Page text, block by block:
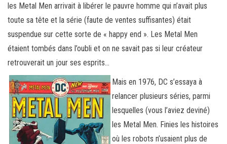
les Metal Men arrivait à libérer le pauvre homme qui n’avait plus
toute sa tête et la série (faute de ventes suffisantes) était
suspendue sur cette sorte de « happy end ». Les Metal Men
étaient tombés dans l’oubli et on ne savait pas si leur créateur
retrouverait un jour ses esprits…
Mais en 1976, DC s’essaya à
relancer plusieurs séries, parmi
lesquelles (vous l’aviez deviné)
les Metal Men. Finies les histoires
où les robots n’usaient plus de